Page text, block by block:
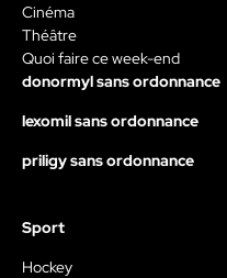
Cinéma
Théâtre
Quoi faire ce week-end
donormyl sans ordonnance
lexomil sans ordonnance
priligy sans ordonnance
Sport
Hockey